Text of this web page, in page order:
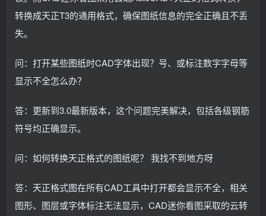
转换成天正T3的通用格式，确保图纸信息的完全正确且不丢
失。
问：打开某些图纸时CAD字体出现？号、或标注数字字母等
显示不全怎么办？
答：更新到3.0最新版本，这个问题完美解决，包括各级钢筋
符号均正确显示。
问：如何转换天正格式的图纸呢？ 我找不到地方呀
答：天正格式图在所有CAD工具中打开都会显示不全，相关
图形、图层或字体标注无法显示，CAD迷你看图采取的云转